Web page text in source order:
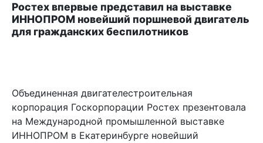
Ростех впервые представил на выставке
ИННОПРОМ новейший поршневой двигатель
для гражданских беспилотников
Объединенная двигателестроительная
корпорация Госкорпорации Ростех презентовала
на Международной промышленной выставке
ИННОПРОМ в Екатеринбурге новейший